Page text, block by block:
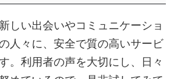
しい出会いやコミュニケーショ
人々に、安全で質の高いサービ
。利用者の声を大切にし、日々